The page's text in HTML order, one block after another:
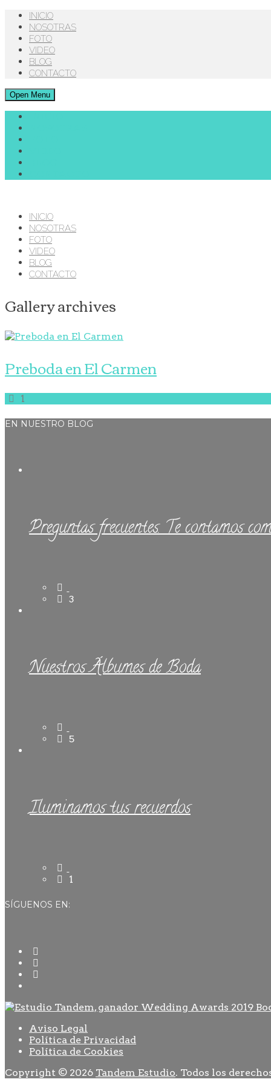
INICIO
NOSOTRAS
FOTO
VIDEO
BLOG
CONTACTO
Open Menu
INICIO
NOSOTRAS
FOTO
VIDEO
BLOG
CONTACTO
Gallery archives
Preboda en El Carmen
1
EN NUESTRO BLOG
Preguntas frecuentes. Te contamos
3
Nuestros Álbumes de Boda
5
Iluminamos tus recuerdos
1
SÍGUENOS EN:
Aviso Legal
Política de Privacidad
Política de Cookies
Copyright © 2026 Tandem Estudio. Todos los